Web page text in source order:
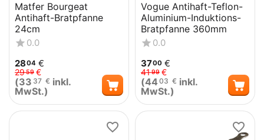
Matfer Bourgeat
Antihaft-Bratpfanne
24cm
0.0
2804 €
2959 €
(33 37 € inkl.
MwSt.)
Vogue Antihaft-Teflon-
Aluminium-Induktions-
Bratpfanne 360mm
0.0
3700 €
4199 €
(44 03 € inkl.
MwSt.)